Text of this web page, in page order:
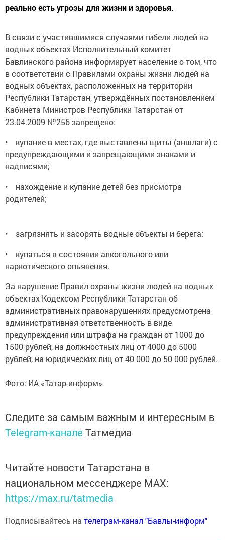
реально есть угрозы для жизни и здоровья.
В связи с участившимися случаями гибели людей на
водных объектах Исполнительный комитет
Бавлинского района информирует население о том, что
в соответствии с Правилами охраны жизни людей на
водных объектах, расположенных на территории
Республики Татарстан, утверждённых постановлением
Кабинета Министров Республики Татарстан от
23.04.2009 №256 запрещено:
• купание в местах, где выставлены щиты (аншлаги) с
предупреждающими и запрещающими знаками и
надписями;
• нахождение и купание детей без присмотра
родителей;
• загрязнять и засорять водные объекты и берега;
• купаться в состоянии алкогольного или
наркотического опьянения.
За нарушение Правил охраны жизни людей на водных
объектах Кодексом Республики Татарстан об
административных правонарушениях предусмотрена
административная ответственность в виде
предупреждения или штрафа на граждан от 1000 до
1500 рублей, на должностных лиц от 4000 до 5000
рублей, на юридических лиц от 40 000 до 50 000 рублей.
Фото: ИА «Татар-информ»
Следите за самым важным и интересным в
Telegram-канале Татмедиа
Читайте новости Татарстана в
национальном мессенджере MАХ:
https://max.ru/tatmedia
Подписывайтесь на телеграм-канал "Бавлы-информ"